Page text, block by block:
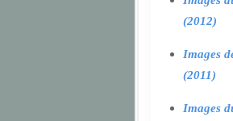
(2012)
Images
(2011)
Images